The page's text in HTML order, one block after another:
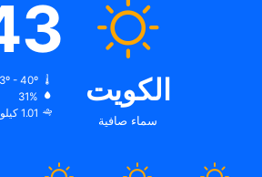
الكويت
سماء صافية
43º - 40º
31%
1.01 كيلومتر/ساعة